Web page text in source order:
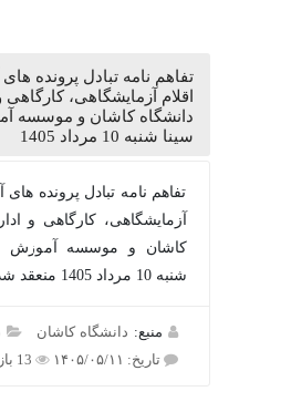
تفاهم نامه تبادل پرونده‌ های
اقلام آزمایشگاهی، کارگاهی و
دانشگاه کاشان و موسسه آموزش
سینا شنبه 10 مرداد 1405
تفاهم نامه تبادل پرونده‌ های
آزمایشگاهی، کارگاهی و اداری
کاشان و موسسه آموزش عالی
منبع:دانشگاه کاشان
دسته:
تاریخ: ۱۴۰۵/۰۵/۱۱
13 بازدید